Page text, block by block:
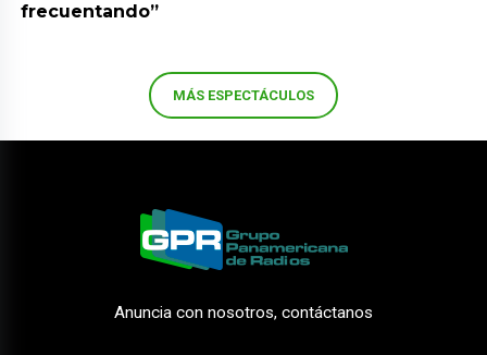
frecuentando”
MÁS ESPECTÁCULOS
Anuncia con nosotros, contáctanos